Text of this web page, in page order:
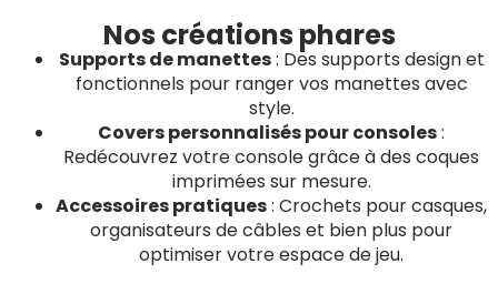
Nos créations phares
Supports de manettes: Des supports design et
fonctionnels pour ranger vos manettes avec
style.
Covers personnalisés pour consoles:
Redécouvrez votre console grâce à des coques
imprimées sur mesure.
Accessoires pratiques: Crochets pour casques,
organisateurs de câbles et bien plus pour
optimiser votre espace de jeu.